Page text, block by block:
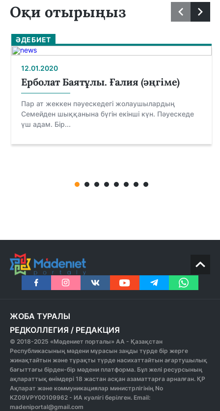
Оқи отырыңыз
ӘДЕБИЕТ
12.01.2020
Ерболат Баятұлы. Ғалия (әңгіме)
Пар ат жеккен пәуескедегі жолаушылардың
Семейден шыққанына бүгін екінші күн. Пәуескеде
үш адам. Бір...
ЖОБА ТУРАЛЫ
РЕДКОЛЛЕГИЯ / РЕДАКЦИЯ
© 2018-2025 «Мәдениет порталы» АА - Қазақстан
Республикасының мәдени мұрасын заңды түрде бір жерге
жинақтайтын және тұрақты түрде насихаттайтын ағартушылық
бағыттағы бірден-бір мәдени платформа. Бұл желі ресурсының
ақпараттық өнімдері 18 жастан асқан азаматтарға арналған. ҚР
Ақпарат және коммуникациялар министрлігінің No
KZ09VPY00109962 - ИА куәлігі берілген. Email:
madeniportal@gmail.com